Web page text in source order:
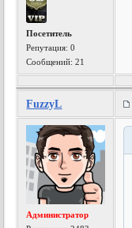
Посетитель
Репутация:0
Сообщений: 21
FuzzyL
Администратор